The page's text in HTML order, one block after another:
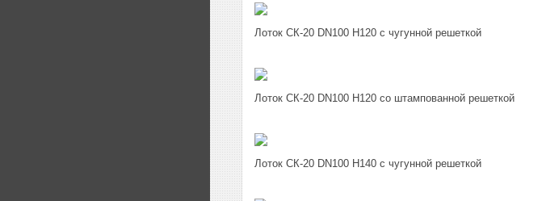
Лоток СК-20 DN100 H120 с чугунной решеткой
Лоток СК-20 DN100 H120 со штампованной решеткой
Лоток СК-20 DN100 H140 с чугунной решеткой